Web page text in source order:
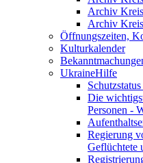
Archiv
Archiv
Öffnungszeiten,
Kulturkalender
UkraineHilfe
Die
Personen -
Regierung
Geflüchtete